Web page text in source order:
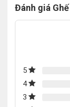
Đánh giá
5
4
3